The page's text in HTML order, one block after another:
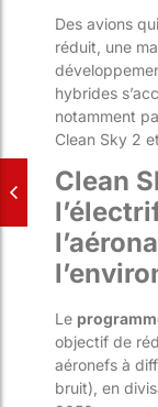
Des avions
réduit, une
hybrides
notamment
Clean Sky 2
Clean
Le
objectif de
aéronefs à
bruit), en